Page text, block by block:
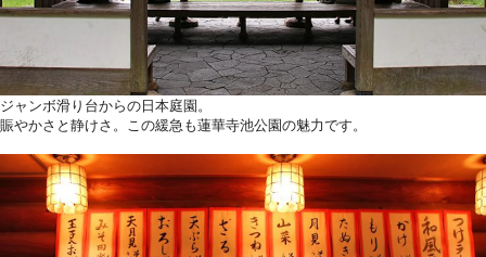
ジャンボ滑り台からの日本庭園。
賑やかさと静けさ。この緩急も蓮華寺池公園の魅力です。